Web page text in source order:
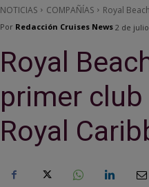
NOTICIAS COMPAÑÍAS Royal
Por Redacción Cruises News 2 de julio
Royal
primer club
Royal